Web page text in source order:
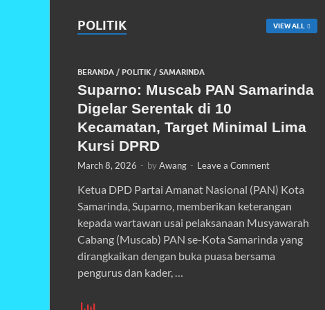
POLITIK VIEW ALL
BERANDA / POLITIK / SAMARINDA
Suparno: Muscab PAN Samarinda
Digelar Serentak di 10
Kecamatan, Target Minimal Lima
Kursi DPRD
March 8, 2026 - byAwang - Leave a Comment
Ketua DPD Partai Amanat Nasional (PAN) Kota
Samarinda, Suparno, memberikan keterangan
kepada wartawan usai pelaksanaan Musyawarah
Cabang (Muscab) PAN se-Kota Samarinda yang
dirangkaikan dengan buka puasa bersama
pengurus dan kader, …